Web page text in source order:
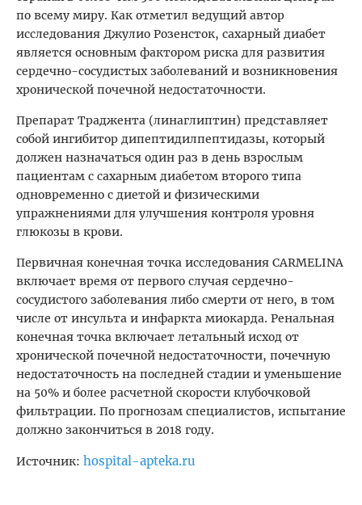
по всему миру. Как отметил ведущий автор
исследования Джулио Розенсток, сахарный диабет
является основным фактором риска для развития
сердечно-сосудистых заболеваний и возникновения
хронической почечной недостаточности.
Препарат Траджента (линаглиптин) представляет
собой ингибитор дипептидилпептидазы, который
должен назначаться один раз в день взрослым
пациентам с сахарным диабетом второго типа
одновременно с диетой и физическими
упражнениями для улучшения контроля уровня
глюкозы в крови.
Первичная конечная точка исследования CARMELINA
включает время от первого случая сердечно-
сосудистого заболевания либо смерти от него, в том
числе от инсульта и инфаркта миокарда. Ренальная
конечная точка включает летальный исход от
хронической почечной недостаточности, почечную
недостаточность на последней стадии и уменьшение
на 50% и более расчетной скорости клубочковой
фильтрации. По прогнозам специалистов, испытание
должно закончиться в 2018 году.
Источник: hospital-apteka.ru